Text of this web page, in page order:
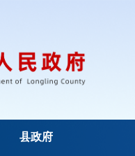
县政府